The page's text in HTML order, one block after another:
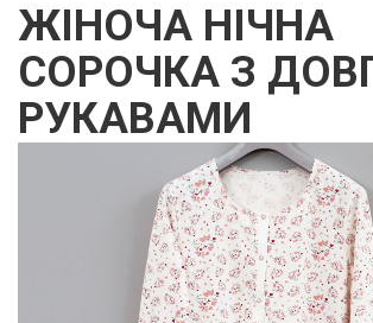
ЖІНОЧА НІЧНА
СОРОЧКА З
РУКАВАМИ